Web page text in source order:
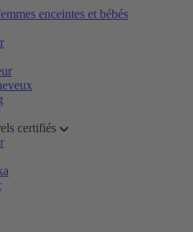
enceintes et bébés
certifiés